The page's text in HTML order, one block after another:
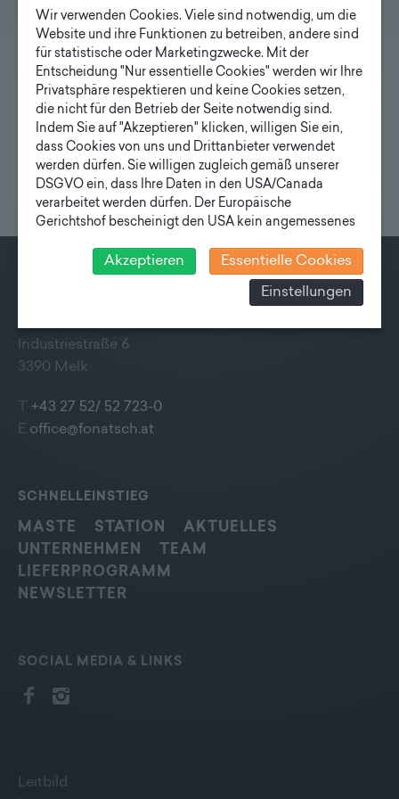
mit alarmgesichertem Klimakasten, Funk-
überwachung, DIN 6060 1-2-4/11
Mehr…
Industriestraße 6
3390 Melk
+43 27 52/ 52 723-0
E office@fonatsch.at
SCHNELLEINSTIEG
MASTE STATION
AKTUELLES
UNTERNEHMEN
TEAM
LIEFERPROGRAMM
NEWSLETTER
SOCIAL MEDIA & LINKS
Leitbild
Wir verwenden Cookies. Viele sind notwendig, um die
Website und ihre Funktionen zu betreiben, andere sind
für statistische oder Marketingzwecke. Mit der
Entscheidung "Nur essentielle Cookies" werden wir Ihre
Privatsphäre respektieren und keine Cookies setzen,
die nicht für den Betrieb der Seite notwendig sind.
Indem Sie auf "Akzeptieren" klicken, willigen Sie ein,
dass Cookies von uns und Drittanbieter verwendet
werden dürfen. Sie willigen zugleich gemäß unserer
DSGVO ein, dass Ihre Daten in den USA/Canada
verarbeitet werden dürfen. Der Europäische
Gerichtshof bescheinigt den USA kein angemessenes
Risiko, dass ihre Daten durch US-Behörden, zu
Kontroll- und zu Überwachungszwecken, verarbeitet
werden und dagegen keine wirksamen Rechtsbehelfe
Bildschirmrand ein Cookie-Icon wo Sie jederzeit Ihre
Weitere Infomationen finden Sie hier:
Akzeptieren Essentielle Cookies
Einstellungen